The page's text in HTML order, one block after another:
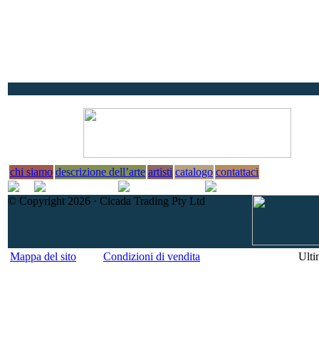
chi siamo descrizione dell’arte artisti catalogo contattaci
© Copyright 2026 · Cicada Trading Pty Ltd
Mappa del sito Condizioni di vendita